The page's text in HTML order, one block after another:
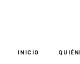
INICIO